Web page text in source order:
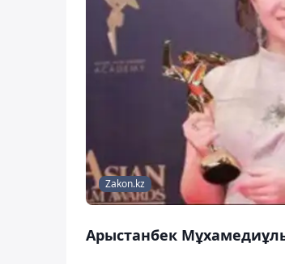
Zakon.kz
Арыстанбек